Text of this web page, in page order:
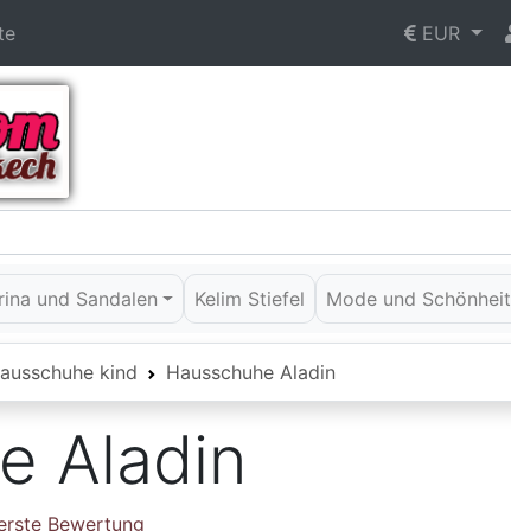
EUR
und Sandalen Kelim Stiefel Mode und Schönheit
kind Hausschuhe Aladin
Aladin
Bewertung